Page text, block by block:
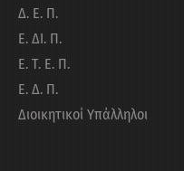
Δ. Ε. Π.
Ε. ΔΙ. Π.
Ε. Τ. Ε. Π.
Ε. Δ. Π.
Διοικητικοί Υπάλληλοι